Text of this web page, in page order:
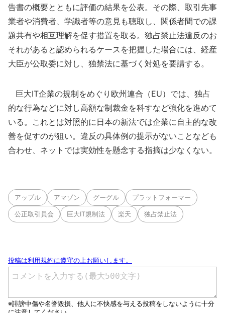
告書の概要とともに評価の結果を公表。その際、取引先事
業者や消費者、学識者等の意見も聴取し、関係者間での課
題共有や相互理解を促す措置を取る。独占禁止法違反のお
それがあると認められるケースを把握した場合には、経産
大臣が公取委に対し、独禁法に基づく対処を要請する。
巨大IT企業の規制をめぐり欧州連合（EU）では、独占
的な行為などに対し高額な制裁金を科すなど強化を進めて
いる。これとは対照的に日本の新法では企業に自主的な改
善を促すのが狙い。違反の具体例の提示がないことなども
合わせ、ネットでは実効性を懸念する指摘は少なくない。
アップル アマゾン グーグル プラットフォーマー
公正取引員会 巨大IT規制法 楽天 独占禁止法